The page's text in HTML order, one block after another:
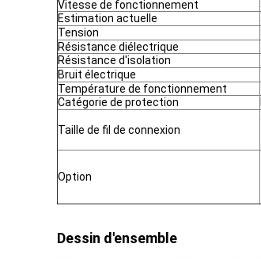
Vitesse de fonctionnement
Estimation actuelle
Tension
Résistance diélectrique
Résistance d'isolation
Bruit électrique
Température de fonctionnement
Catégorie de protection
Taille de fil de connexion
Option
Dessin d'ensemble